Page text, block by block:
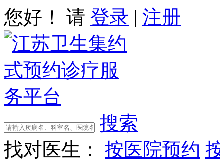
您好！ 请 登录 | 注册
搜索
找对医生：
按医院预约